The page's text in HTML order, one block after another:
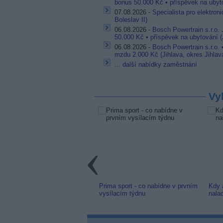
bonus 50.000 Kč • příspěvek na
07.08.2026 - Specialista pro
Boleslav II)
06.08.2026 - Bosch Powertrain s.r.o.
50.000 Kč • příspěvek na ubytování
06.08.2026 - Bosch Powertrain s.r.o.
mzdu 2.000 Kč (Jihlava, okres
... další nabídky zaměstnání
Prima sport - co nabídne v prvním
vysílacím týdnu
Kdy